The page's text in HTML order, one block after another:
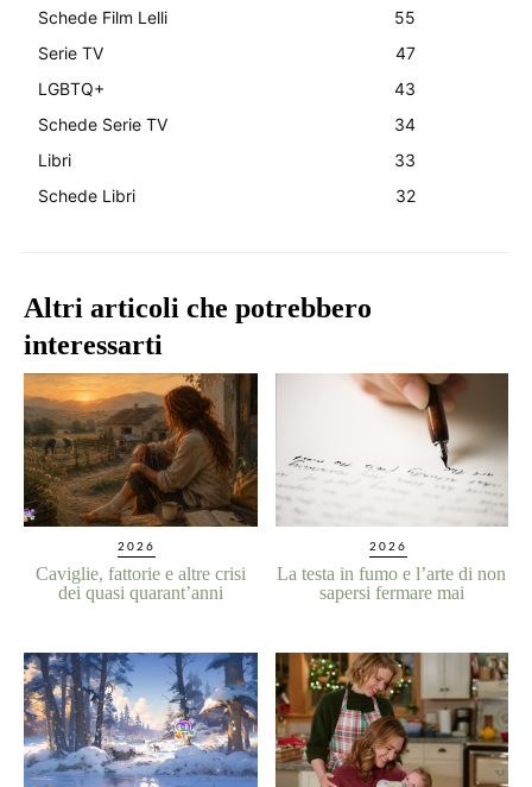
Schede Film Lelli
55
Serie TV
47
LGBTQ+
43
Schede Serie TV
34
Libri
33
Schede Libri
32
Altri articoli che potrebbero
interessarti
2026
Caviglie, fattorie e altre crisi
dei quasi quarant’anni
2026
La testa in fumo e l’arte di non
sapersi fermare mai